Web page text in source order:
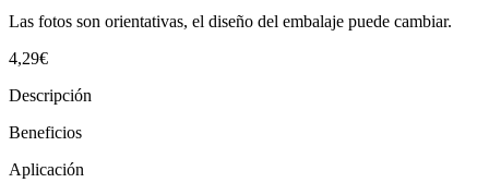
Las fotos son orientativas, el diseño del embalaje puede cambiar.
4,29€
Descripción
Beneficios
Aplicación